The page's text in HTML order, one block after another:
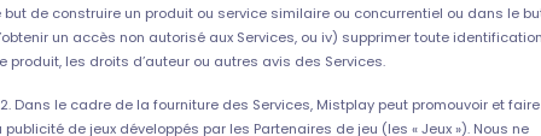
but de construire un produit ou service similaire ou concurrentiel ou dans le
un accès non autorisé aux Services, ou iv) supprimer toute
produit, les droits d’auteur ou autres avis des Services.
Dans le cadre de la fourniture des Services, Mistplay peut promouvoir et faire
publicité de jeux développés par les Partenaires de jeu (les « Jeux »). Nous ne